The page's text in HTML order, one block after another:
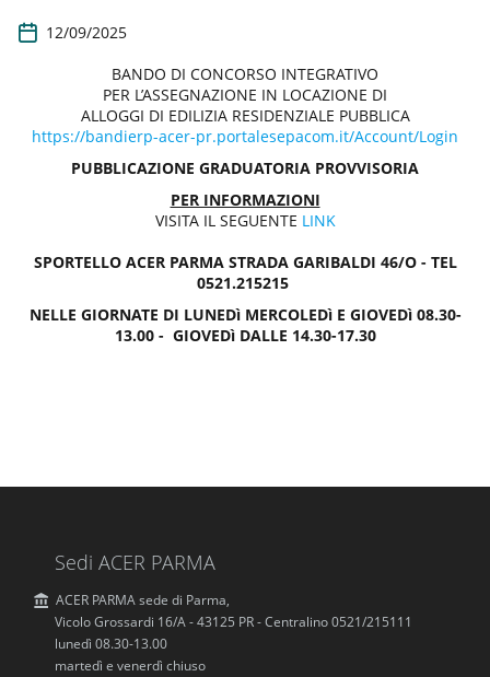
D
i
i
c
z
12/09/2025
BANDO DI CONCORSO INTEGRATIVO
PER L’ASSEGNAZIONE IN LOCAZIONE DI
ALLOGGI DI EDILIZIA RESIDENZIALE PUBBLICA
https://bandierp-acer-pr.portalesepacom.it/Account/Login
PUBBLICAZIONE GRADUATORIA PROVVISORIA
PER INFORMAZIONI
VISITA IL SEGUENTE LINK
SPORTELLO ACER PARMA STRADA GARIBALDI 46/O - TEL
0521.215215
NELLE GIORNATE DI LUNEDì MERCOLEDì E GIOVEDì 08.30-
13.00 - GIOVEDì DALLE 14.30-17.30
Sedi ACER PARMA
ACER PARMA sede di Parma,
Vicolo Grossardi 16/A - 43125 PR - Centralino 0521/215111
lunedì 08.30-13.00
martedì e venerdì chiuso